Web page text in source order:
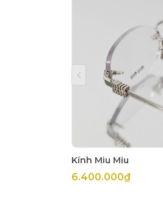
Kính Miu Miu
6.400.000₫